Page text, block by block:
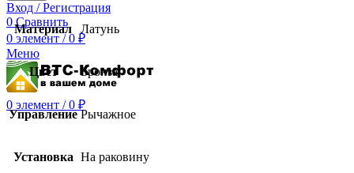
Вход / Регистрация
0 Сравнить
0 элемент / 0 ₽
Меню
0 элемент / 0 ₽
Материал Латунь
Цвет Бронза
Управление Рычажное
Установка На раковину